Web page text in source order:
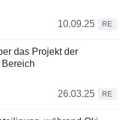
10.09.25
RE
das Projekt der
26.03.25
RE